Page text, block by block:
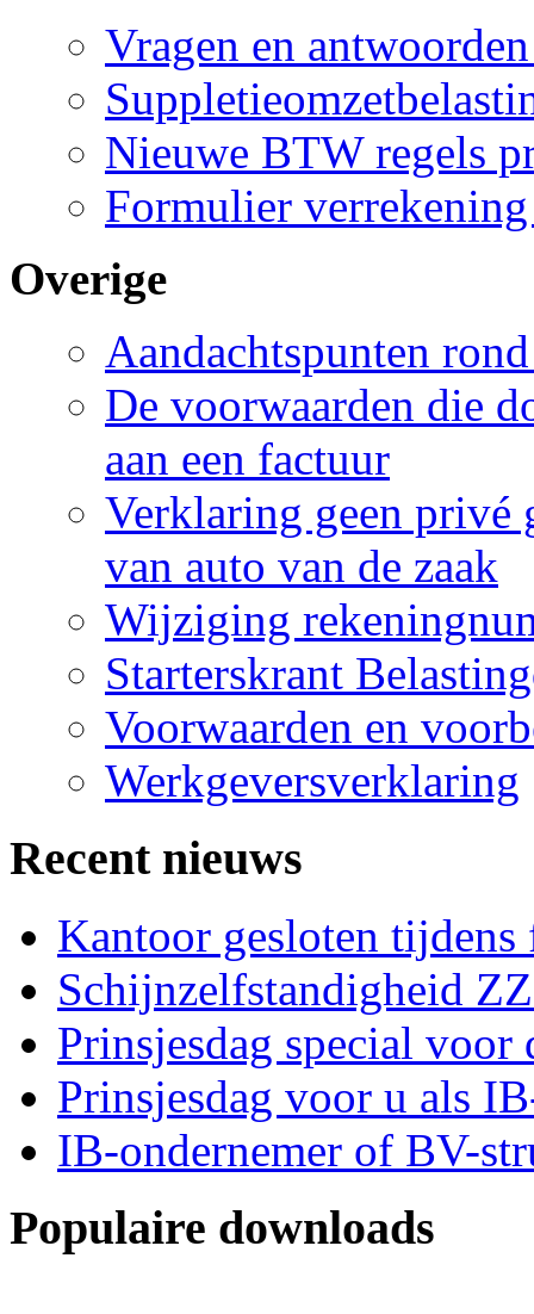
Vragen en
Nieuwe BTW regels
Formulier
Overige
Aandachtspunten
De voorwaarden die
aan een factuur
Verklaring geen
van auto van de zaak
Wijziging
Starterskrant
Voorwaarden en
Werkgeversverklaring
Recent nieuws
Kantoor gesloten tijdens
Schijnzelfstandigheid
Prinsjesdag special voor
Prinsjesdag voor u als
IB-ondernemer of BV-
Populaire downloads